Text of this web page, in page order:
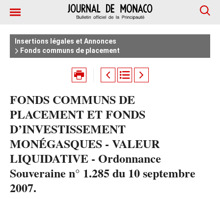
Insertions légales et Annonces
Fonds communs de placement
FONDS COMMUNS DE
PLACEMENT ET FONDS
D’INVESTISSEMENT
MONÉGASQUES - VALEUR
LIQUIDATIVE - Ordonnance
Souveraine n° 1.285 du 10 septembre
2007.